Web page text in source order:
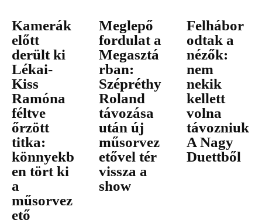
Kamerák
előtt
derült ki
Lékai-
Kiss
Ramóna
féltve
őrzött
titka:
könnyekb
en tört ki
a
műsorvez
ető
Meglepő
fordulat a
Megasztá
rban:
Szépréthy
Roland
távozása
után új
műsorvez
etővel tér
vissza a
show
Felhábor
odtak a
nézők:
nem
nekik
kellett
volna
távozniuk
A Nagy
Duettből